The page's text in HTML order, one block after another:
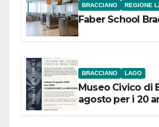
BRACCIANO REGIONE
Faber School
BRACCIANO LAGO
Museo Civico di
agosto per i 20